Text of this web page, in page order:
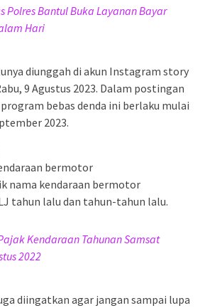
Polres Bantul Buka Layanan Bayar
Hari
diunggah di akun Instagram story
9 Agustus 2023. Dalam postingan
bebas denda ini berlaku mulai
2023.
bermotor
nama kendaraan bermotor
tahun lalu dan tahun-tahun lalu.
Kendaraan Tahunan Samsat
2022
diingatkan agar jangan sampai lupa